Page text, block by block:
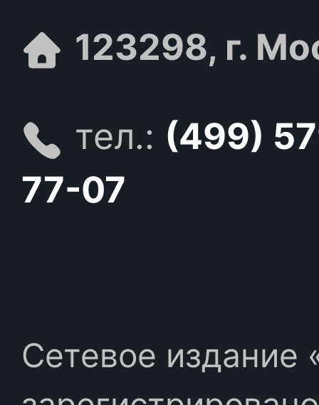
123298, г.
тел.: (499)
77-07
Сетевое издание